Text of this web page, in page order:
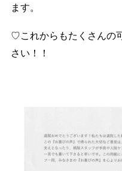
ます。
♡これからもたくさんの
さい！！